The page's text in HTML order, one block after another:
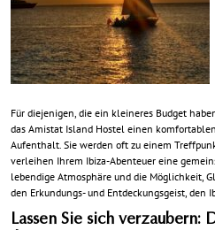
Für diejenigen, die ein kleineres Budget
das Amistat Island Hostel einen
Aufenthalt. Sie werden oft zu einem
verleihen Ihrem Ibiza-Abenteuer eine
lebendige Atmosphäre und die Möglichkeit,
den Erkundungs- und Entdeckungsgeist, den
Lassen Sie sich verzaubern: